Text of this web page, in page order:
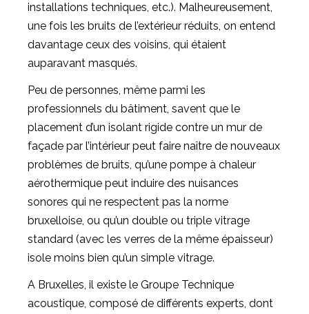
installations techniques, etc.). Malheureusement,
une fois les bruits de l’extérieur réduits, on entend
davantage ceux des voisins, qui étaient
auparavant masqués.
Peu de personnes, même parmi les
professionnels du bâtiment, savent que le
placement d’un isolant rigide contre un mur de
façade par l’intérieur peut faire naître de nouveaux
problèmes de bruits, qu’une pompe à chaleur
aérothermique peut induire des nuisances
sonores qui ne respectent pas la norme
bruxelloise, ou qu’un double ou triple vitrage
standard (avec les verres de la même épaisseur)
isole moins bien qu’un simple vitrage.
A Bruxelles, il existe le Groupe Technique
acoustique, composé de différents experts, dont